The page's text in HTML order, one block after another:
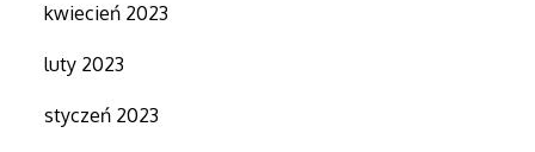
kwiecień 2023
luty 2023
styczeń 2023